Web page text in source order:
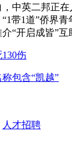
中英二邦正
1道”侨界青
“开启成皆”
伤
包含“凯越”
人才招聘